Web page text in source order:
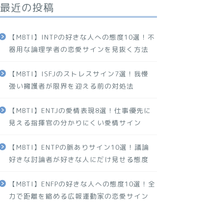
最近の投稿
【MBTI】INTPの好きな人への態度10選！不
器用な論理学者の恋愛サインを見抜く方法
【MBTI】ISFJのストレスサイン7選！我慢
強い擁護者が限界を迎える前の対処法
【MBTI】ENTJの愛情表現8選！仕事優先に
見える指揮官の分かりにくい愛情サイン
【MBTI】ENTPの脈ありサイン10選！議論
好きな討論者が好きな人にだけ見せる態度
【MBTI】ENFPの好きな人への態度10選！全
力で距離を縮める広報運動家の恋愛サイン